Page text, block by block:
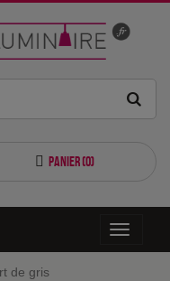
Panier (0)
Toggle
de gris